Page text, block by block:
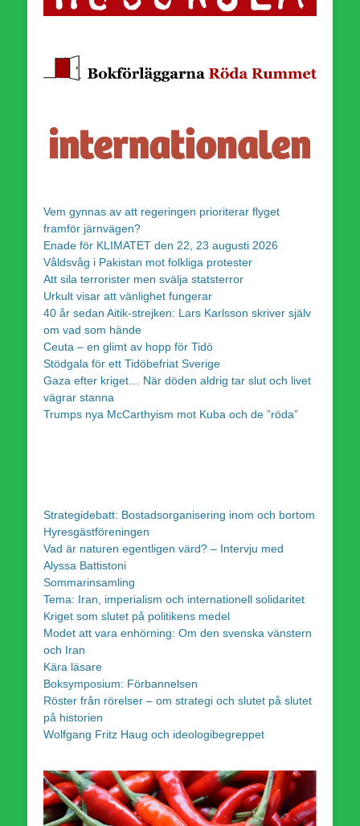
Vem gynnas av att regeringen prioriterar flyget
framför järnvägen?
Enade för KLIMATET den 22, 23 augusti 2026
Våldsvåg i Pakistan mot folkliga protester
Att sila terrorister men svälja statsterror
Urkult visar att vänlighet fungerar
40 år sedan Aitik-strejken: Lars Karlsson skriver själv
om vad som hände
Ceuta – en glimt av hopp för Tidö
Stödgala för ett Tidöbefriat Sverige
Gaza efter kriget… När döden aldrig tar slut och livet
vägrar stanna
Trumps nya McCarthyism mot Kuba och de ”röda”
Strategidebatt: Bostadsorganisering inom och bortom
Hyresgästföreningen
Vad är naturen egentligen värd? – Intervju med
Alyssa Battistoni
Sommarinsamling
Tema: Iran, imperialism och internationell solidaritet
Kriget som slutet på politikens medel
Modet att vara enhörning: Om den svenska vänstern
och Iran
Kära läsare
Boksymposium: Förbannelsen
Röster från rörelser – om strategi och slutet på slutet
på historien
Wolfgang Fritz Haug och ideologibegreppet